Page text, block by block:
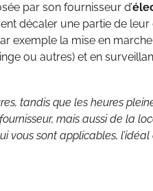
par son fournisseur d’
décaler une partie de leur
exemple la mise en
ou autres) et en
tandis que les heures
mais aussi de la
vous sont applicables,